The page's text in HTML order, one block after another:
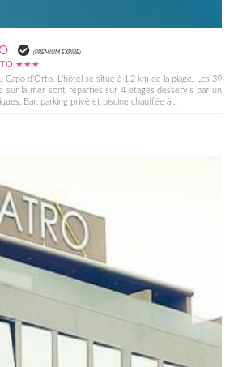
(PREMIUMEXPIRÉ)
★★★
Capo d'Orto. L'hôtel se situe à 1,2 km de la plage. Les 39
sur la mer sont réparties sur 4 étages desservis par un
Bar, parking privé et piscine chauffée à...